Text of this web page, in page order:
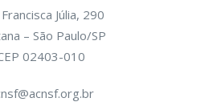
Júlia, 290
– São Paulo/SP
02403-010